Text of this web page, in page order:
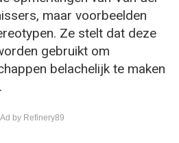
maar voorbeelden
Ze stelt dat deze
gebruikt om
belachelijk te maken
by Refinery89